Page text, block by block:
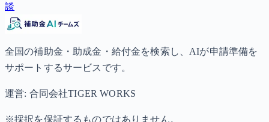
談
全国の補助金・助成金・給付金を検索し、AIが申請準備を
サポートするサービスです。
運営: 合同会社TIGER WORKS
※採択を保証するものではありません。